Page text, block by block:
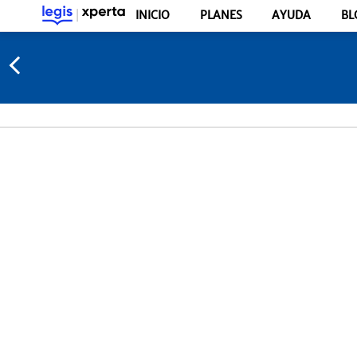
INICIO PLANES AYUDA